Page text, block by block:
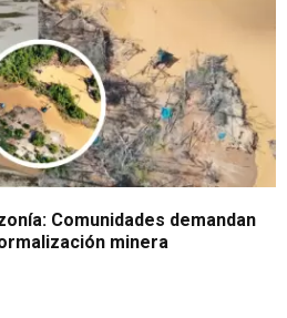
Comunidades demandan
minera